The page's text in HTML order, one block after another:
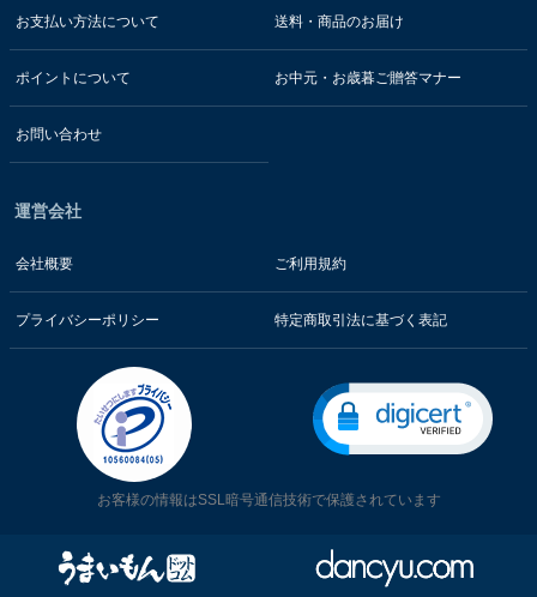
お支払い方法について 送料・商品のお届け
ポイントについて お中元・お歳暮ご贈答マナー
お問い合わせ
運営会社
会社概要 ご利用規約
プライバシーポリシー 特定商取引法に基づく表記
お客様の情報はSSL暗号通信技術で保護されています